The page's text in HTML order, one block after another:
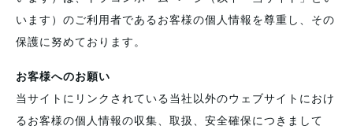
います）のご利用者であるお客様の個人情報を尊重し、その
保護に努めております。
お客様へのお願い
当サイトにリンクされている当社以外のウェブサイトにおけ
るお客様の個人情報の収集、取扱、安全確保につきまして